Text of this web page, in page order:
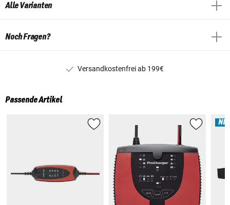
Alle Varianten
Noch Fragen?
Versandkostenfrei ab 199€
Passende Artikel